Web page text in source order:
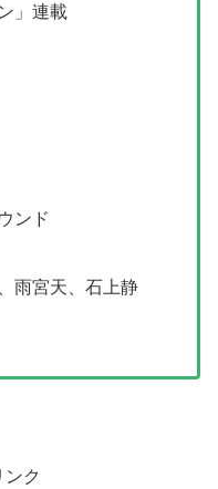
」連載
ンド
雨宮天、石上静
ク